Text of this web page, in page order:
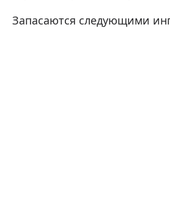
Запасаются следующими